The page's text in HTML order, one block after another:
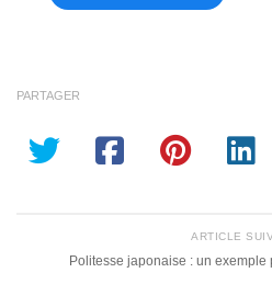
PARTAGER
ARTICLE
Politesse japonaise : un